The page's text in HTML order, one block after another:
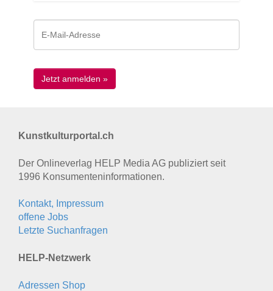
Kunstkulturportal.ch
Der Onlineverlag HELP Media AG publiziert seit
1996 Konsumenten­informationen.
Kontakt, Impressum
offene Jobs
Letzte Suchanfragen
HELP-Netzwerk
Adressen Shop